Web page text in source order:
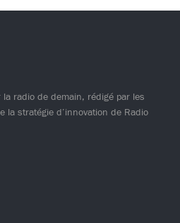
la radio de demain, rédigé par les
la stratégie d’innovation de Radio